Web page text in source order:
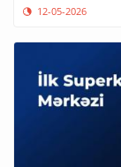
12-05-2026